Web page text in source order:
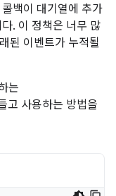
백이 대기열에 추가
. 이 정책은 너무 많
된 이벤트가 누적될
는
고 사용하는 방법을